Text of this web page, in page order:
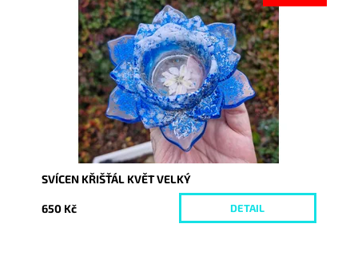
Dostupnost:
Vyprodáno
9943
SVÍCEN KŘIŠŤÁL KVĚT VELKÝ
650 Kč DETAIL